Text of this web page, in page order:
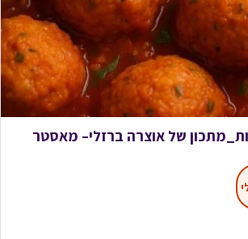
של אוצרה ברזלי– מאסטר